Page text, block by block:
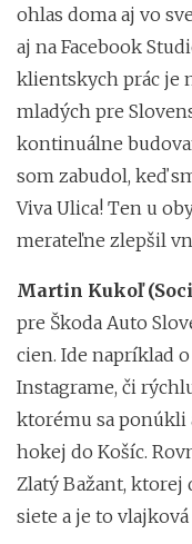
ohlas doma aj vo
aj na Facebook
klientskych prác je
mladých pre
kontinuálne
som zabudol, keď
Viva Ulica! Ten u
merateľne zlepšil
Martin Kukoľ
pre Škoda Auto
cien. Ide napríklad
Instagrame, či
ktorému sa ponúkli
hokej do Košíc.
Zlatý Bažant, ktorej
siete a je to